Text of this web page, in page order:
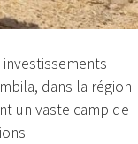
dans la région
un vaste camp de